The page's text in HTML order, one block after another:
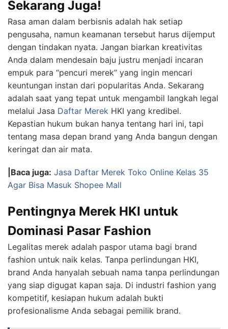
Sekarang Juga!
Rasa aman dalam berbisnis adalah hak setiap
pengusaha, namun keamanan tersebut harus dijemput
dengan tindakan nyata. Jangan biarkan kreativitas
Anda dalam mendesain baju justru menjadi incaran
empuk para “pencuri merek” yang ingin mencari
keuntungan instan dari popularitas Anda. Sekarang
adalah saat yang tepat untuk mengambil langkah legal
melalui Jasa Daftar Merek HKI yang kredibel.
Kepastian hukum bukan hanya tentang hari ini, tapi
tentang masa depan brand yang Anda bangun dengan
keringat dan air mata.
|Baca juga: Jasa Daftar Merek Toko Online Kelas 35
Agar Bisa Masuk Shopee Mall
Pentingnya Merek HKI untuk
Dominasi Pasar Fashion
Legalitas merek adalah paspor utama bagi brand
fashion untuk naik kelas. Tanpa perlindungan HKI,
brand Anda hanyalah sebuah nama tanpa perlindungan
yang siap digugat kapan saja. Di industri fashion yang
kompetitif, kesiapan hukum adalah bukti
profesionalisme Anda sebagai pemilik brand.